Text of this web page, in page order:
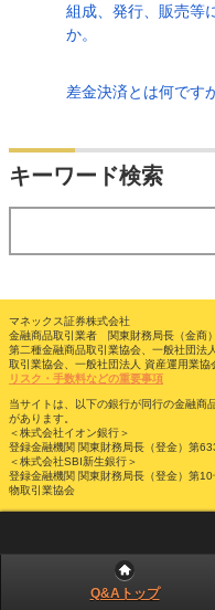
組成、発行、販売等
か。
差金決済とは何です
キーワード検索
マネックス証券株式会社
金融商品取引業者 関東財務局長（金商
第二種金融商品取引業協会、一般社団法
取引業協会、一般社団法人 資産運用業協
リスク・手数料などの重要事項
当サイトは、以下の銀行が同行の金融商
があります。
＜株式会社イオン銀行＞
登録金融機関 関東財務局長（登金）第
＜株式会社SBI新生銀行＞
登録金融機関 関東財務局長（登金）第
物取引業協会
Q&Aトップ